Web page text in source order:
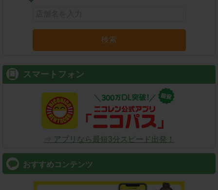
検索
スマートフォン
⇒ アプリなら最短3分スピード出発！
おすすめコンテンツ